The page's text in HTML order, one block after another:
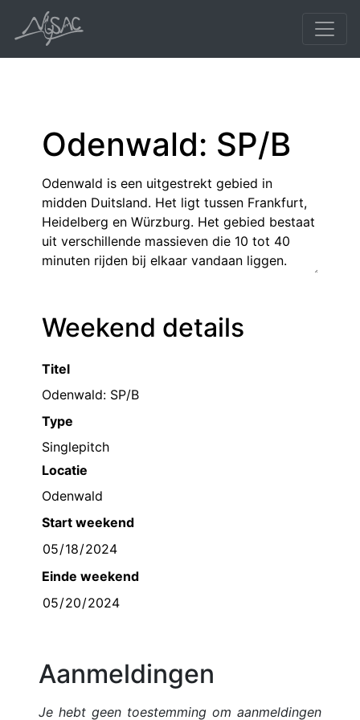
Odenwald: SP/B
Weekend details
Titel
Type
Singlepitch
Locatie
Start weekend
Einde weekend
Aanmeldingen
Je hebt geen toestemming om aanmeldingen